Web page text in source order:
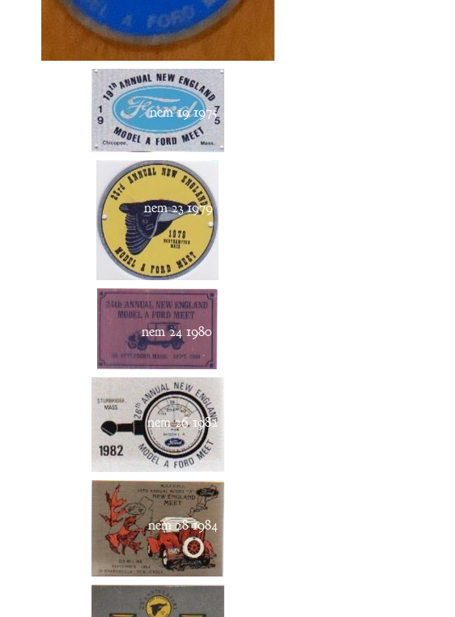
nem 19 1975
nem 23 1979
nem 24 1980
nem 26 1982
nem 28 1984